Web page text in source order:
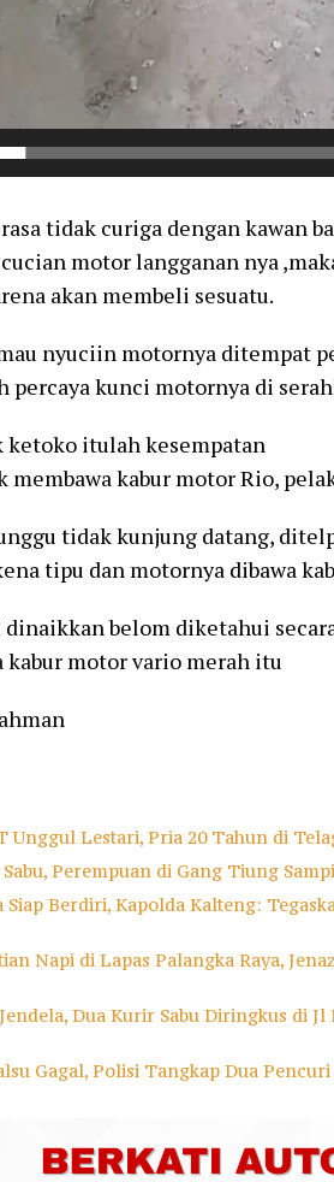
tidak curiga dengan kawan
motor langganan nya
akan membeli sesuatu.
nyuciin motornya ditempat
percaya kunci motornya di
ketoko itulah kesempatan
membawa kabur motor Rio,
tidak kunjung datang,
tipu dan motornya dibawa
belom diketahui
kabur motor vario merah itu
Unggul Lestari, Pria 20 Tahun di
Perempuan di Gang Tiung
Berdiri, Kapolda Kalteng:
Napi di Lapas Palangka Raya,
Dua Kurir Sabu Diringkus di
Gagal, Polisi Tangkap Dua